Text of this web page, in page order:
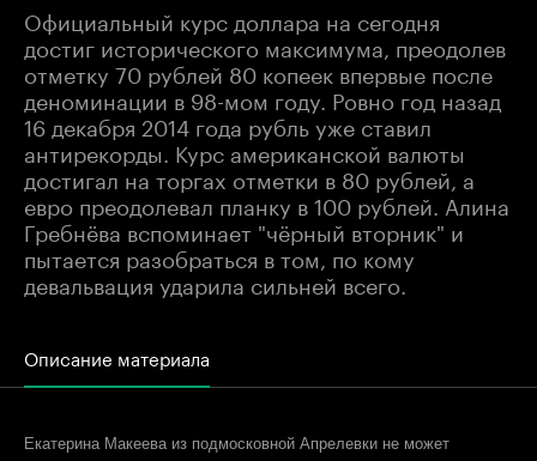
Официальный курс доллара на сегодня
достиг исторического максимума, преодолев
отметку 70 рублей 80 копеек впервые после
деноминации в 98-мом году. Ровно год назад
16 декабря 2014 года рубль уже ставил
антирекорды. Курс американской валюты
достигал на торгах отметки в 80 рублей, а
евро преодолевал планку в 100 рублей. Алина
Гребнёва вспоминает "чёрный вторник" и
пытается разобраться в том, по кому
девальвация ударила сильней всего.
Описание материала
Екатерина Макеева из подмосковной Апрелевки не может